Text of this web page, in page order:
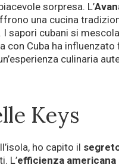
sorpresa. L’
una cucina
. I sapori cubani si
con Cuba ha
culinaria
Keys
ho capito il
L’efficienza americana